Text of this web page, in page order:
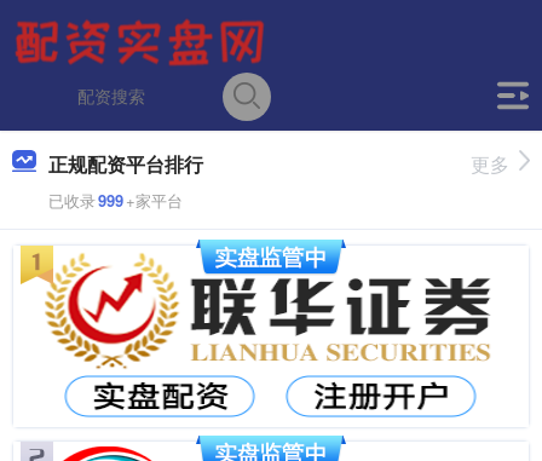
正规配资平台排行
已收录999+家平台
更多